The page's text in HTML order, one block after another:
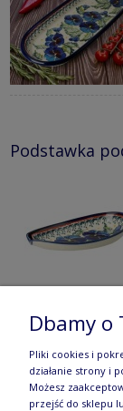
Podstawka
Talerz- tacka
Dbamy o
Pliki cookies i
działanie strony i
Możesz
przejść do sklepu